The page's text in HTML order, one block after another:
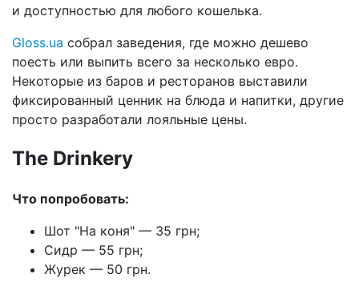
и доступностью для любого кошелька.
Gloss.ua собрал заведения, где можно дешево
поесть или выпить всего за несколько евро.
Некоторые из баров и ресторанов выставили
фиксированный ценник на блюда и напитки, другие
просто разработали лояльные цены.
The Drinkery
Что попробовать:
Шот "На коня" — 35 грн;
Сидр — 55 грн;
Журек — 50 грн.